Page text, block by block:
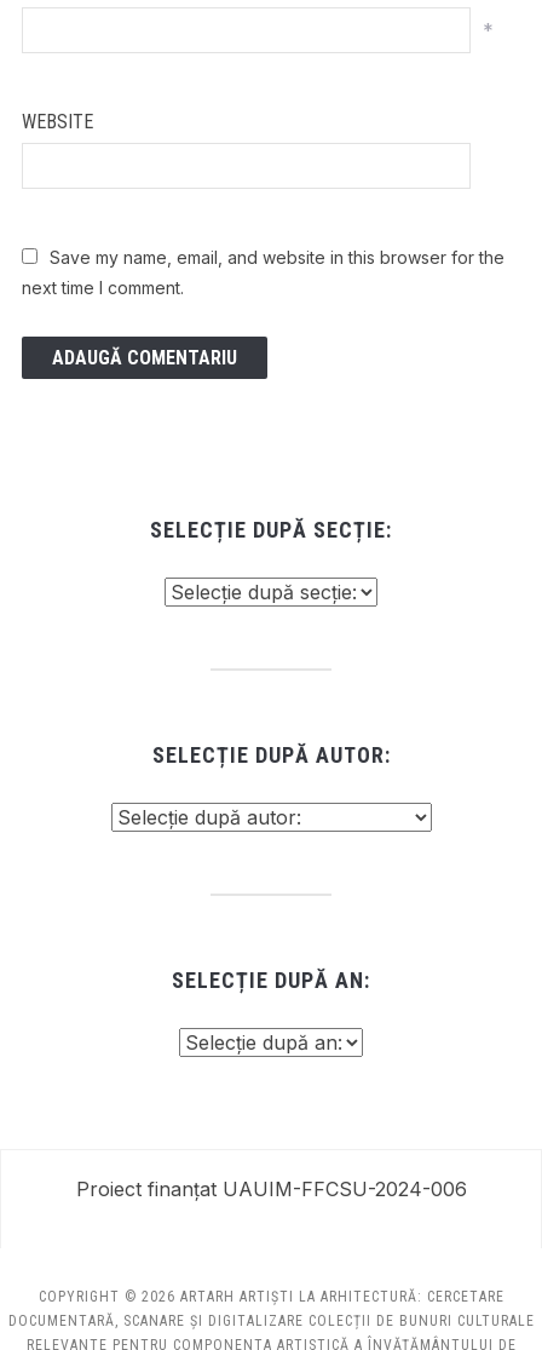
*
WEBSITE
Save my name, email, and website in this browser for the
next time I comment.
SELECȚIE DUPĂ SECȚIE:
SELECȚIE DUPĂ AUTOR:
SELECȚIE DUPĂ AN:
Proiect finanțat UAUIM-FFCSU-2024-006
COPYRIGHT © 2026 ARTARH ARTIȘTI LA ARHITECTURĂ: CERCETARE
DOCUMENTARĂ, SCANARE ȘI DIGITALIZARE COLECȚII DE BUNURI CULTURALE
RELEVANTE PENTRU COMPONENTA ARTISTICĂ A ÎNVĂȚĂMÂNTULUI DE